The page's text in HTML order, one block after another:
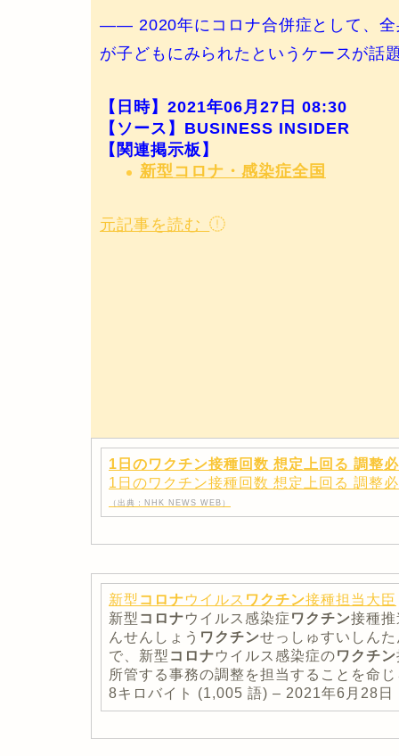
—— 2020年にコロナ合併症として、全
が子どもにみられたというケースが話
【日時】2021年06月27日 08:30
【ソース】BUSINESS INSIDER
【関連掲示板】
新型コロナ・感染症全国
元記事を読む
1日のワクチン接種回数 想定上回る 調整
1日のワクチン接種回数 想定上回る 調整
（出典：NHK NEWS WEB）
新型 コロナウイルス ワクチン接種担当大臣
新型 コロナウイルス感染症 ワクチン接種
んせんしょう ワクチンせっしゅすいしん
で、新型 コロナウイルス感染症のワクチン
所管する事務の調整を担当することを命
8キロバイト (1,005 語) – 2021年6月28日